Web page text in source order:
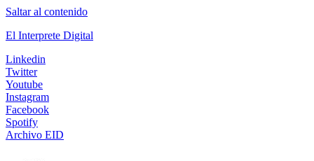
Saltar al contenido
El Interprete Digital
Linkedin
Twitter
Youtube
Instagram
Facebook
Spotify
Archivo EID